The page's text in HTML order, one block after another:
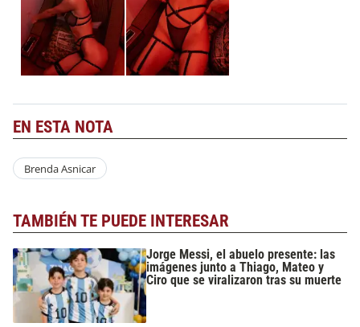
EN ESTA NOTA
Brenda Asnicar
TAMBIÉN TE PUEDE INTERESAR
Jorge Messi, el abuelo presente: las
imágenes junto a Thiago, Mateo y
Ciro que se viralizaron tras su muerte